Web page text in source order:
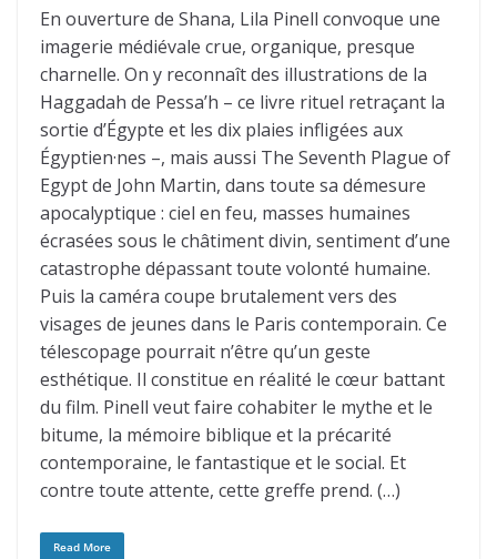
En ouverture de Shana, Lila Pinell convoque une
imagerie médiévale crue, organique, presque
charnelle. On y reconnaît des illustrations de la
Haggadah de Pessa’h – ce livre rituel retraçant la
sortie d’Égypte et les dix plaies infligées aux
Égyptien·nes –, mais aussi The Seventh Plague of
Egypt de John Martin, dans toute sa démesure
apocalyptique : ciel en feu, masses humaines
écrasées sous le châtiment divin, sentiment d’une
catastrophe dépassant toute volonté humaine.
Puis la caméra coupe brutalement vers des
visages de jeunes dans le Paris contemporain. Ce
télescopage pourrait n’être qu’un geste
esthétique. Il constitue en réalité le cœur battant
du film. Pinell veut faire cohabiter le mythe et le
bitume, la mémoire biblique et la précarité
contemporaine, le fantastique et le social. Et
contre toute attente, cette greffe prend. (…)
Read More